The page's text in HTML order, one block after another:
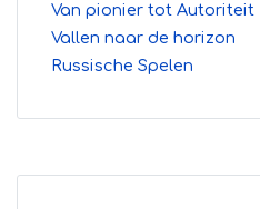
Van pionier tot Autoriteit
Vallen naar de horizon
Russische Spelen